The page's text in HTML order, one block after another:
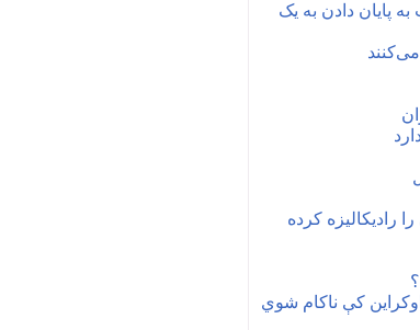
پایان دادن به یک
رادیکالیزه کرده
کې ناکام شوي